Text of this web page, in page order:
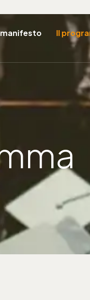
manifesto Il